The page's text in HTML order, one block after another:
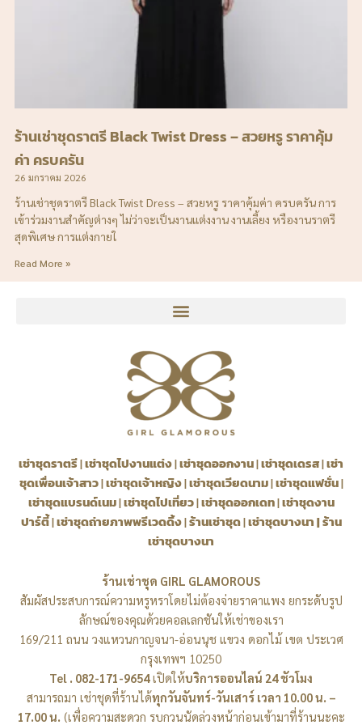
ร้านเช่าชุดราตรี Black Twist Dress – สวยหรู ราคาคุ้ม
ค่า ครบครัน
26 มกราคม 2026
ร้านเช่าชุดราตรี Black Twist Dress – สวยหรู ราคาคุ้มค่า ครบครัน การ
เข้าร่วมงานสำคัญต่างๆ ไม่ว่าจะเป็นงานแต่งงาน งานเลี้ยง หรืองานราตรี
สุดพิเศษ การแต่งกายใ
Read More »
เช่าชุดราตรี|เช่าชุดไปงานแต่ง|เช่าชุดออกงาน|เช่าชุดเดรส|เช่า
ชุดเพื่อนเจ้าสาว|เช่าชุดเจ้าหญิง|เช่าชุดเวียดนาม|เช่าชุดแฟชั่น|
เช่าชุดแบรนด์เนม|เช่าชุดไปเที่ยว|เช่าชุดออกเดท|เช่าชุดงาน
ปาร์ตี้|เช่าชุดถ่ายภาพพรีเวดดิ้ง|ร้านเช่าชุด|เช่าชุดบางนา|ร้าน
เช่าชุดบางนา
ร้านเช่าชุด GIRL GLAMOROUS
สัมผัสประสบการณ์ความหรูหราโดยไม่ต้องจ่ายราคาแพง ยกระดับรูป
ลักษณ์ของคุณด้วยคอลเลกชันให้เช่าของเรา
169/211 ถนน วงแหวนกาญจนา-อ่อนนุช แขวง ดอกไม้ เขต ประเวศ
กรุงเทพฯ 10250
Tel . 082-171-9654เปิดให้บริการออนไลน์ 24 ชัวโมง
สามารถมา เช่าชุดที่ร้านได้ทุกวันจันทร์-วันเสาร์ เวลา 10.00 น. –
17.00 น. (เพื่อความสะดวก รบกวนนัดล่วงหน้าก่อนเข้ามาที่ร้านนะคะ